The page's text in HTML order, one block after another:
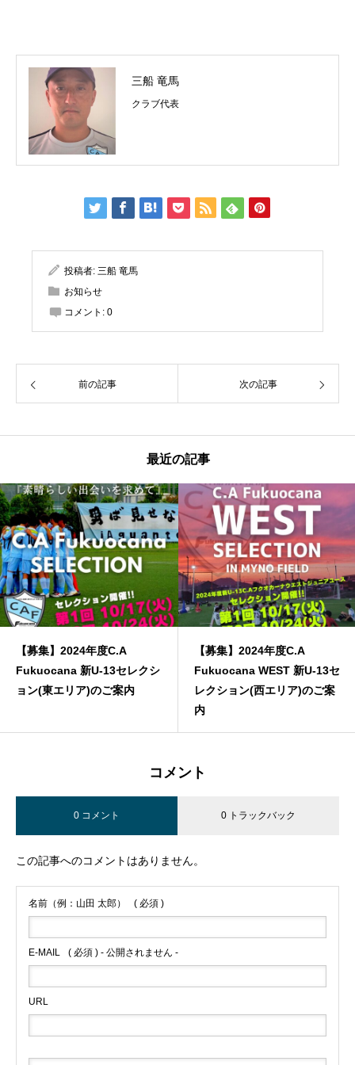
三船 竜馬
クラブ代表
投稿者: 三船 竜馬
お知らせ
コメント: 0
前の記事 次の記事
最近の記事
【募集】2024年度C.A
Fukuocana 新U-13セレクシ
ョン(東エリア)のご案内
【募集】2024年度C.A
Fukuocana WEST 新U-13セ
レクション(西エリア)のご案
内
コメント
0 コメント 0 トラックバック
この記事へのコメントはありません。
名前（例：山田 太郎） ( 必須 )
E-MAIL ( 必須 ) - 公開されません -
URL